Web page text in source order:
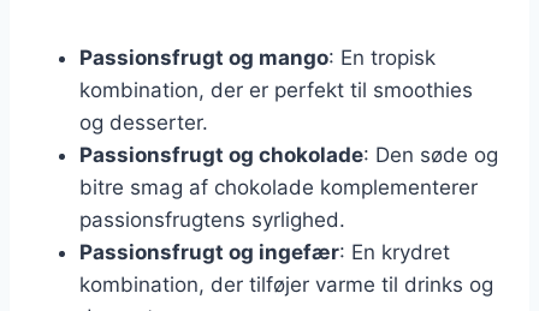
Passionsfrugt og mango: En tropisk
kombination, der er perfekt til smoothies
og desserter.
Passionsfrugt og chokolade: Den søde og
bitre smag af chokolade komplementerer
passionsfrugtens syrlighed.
Passionsfrugt og ingefær: En krydret
kombination, der tilføjer varme til drinks og